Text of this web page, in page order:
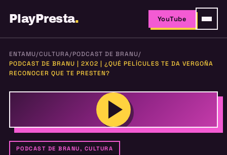
PlayPresta. YouTube
ENTAMU/CULTURA/PODCAST DE BRANU/
PODCAST DE BRANU | 2X02 | ¿QUÉ PELÍCULES TE DA VERGOÑA
RECONOCER QUE TE PRESTEN?
PODCAST DE BRANU, CULTURA